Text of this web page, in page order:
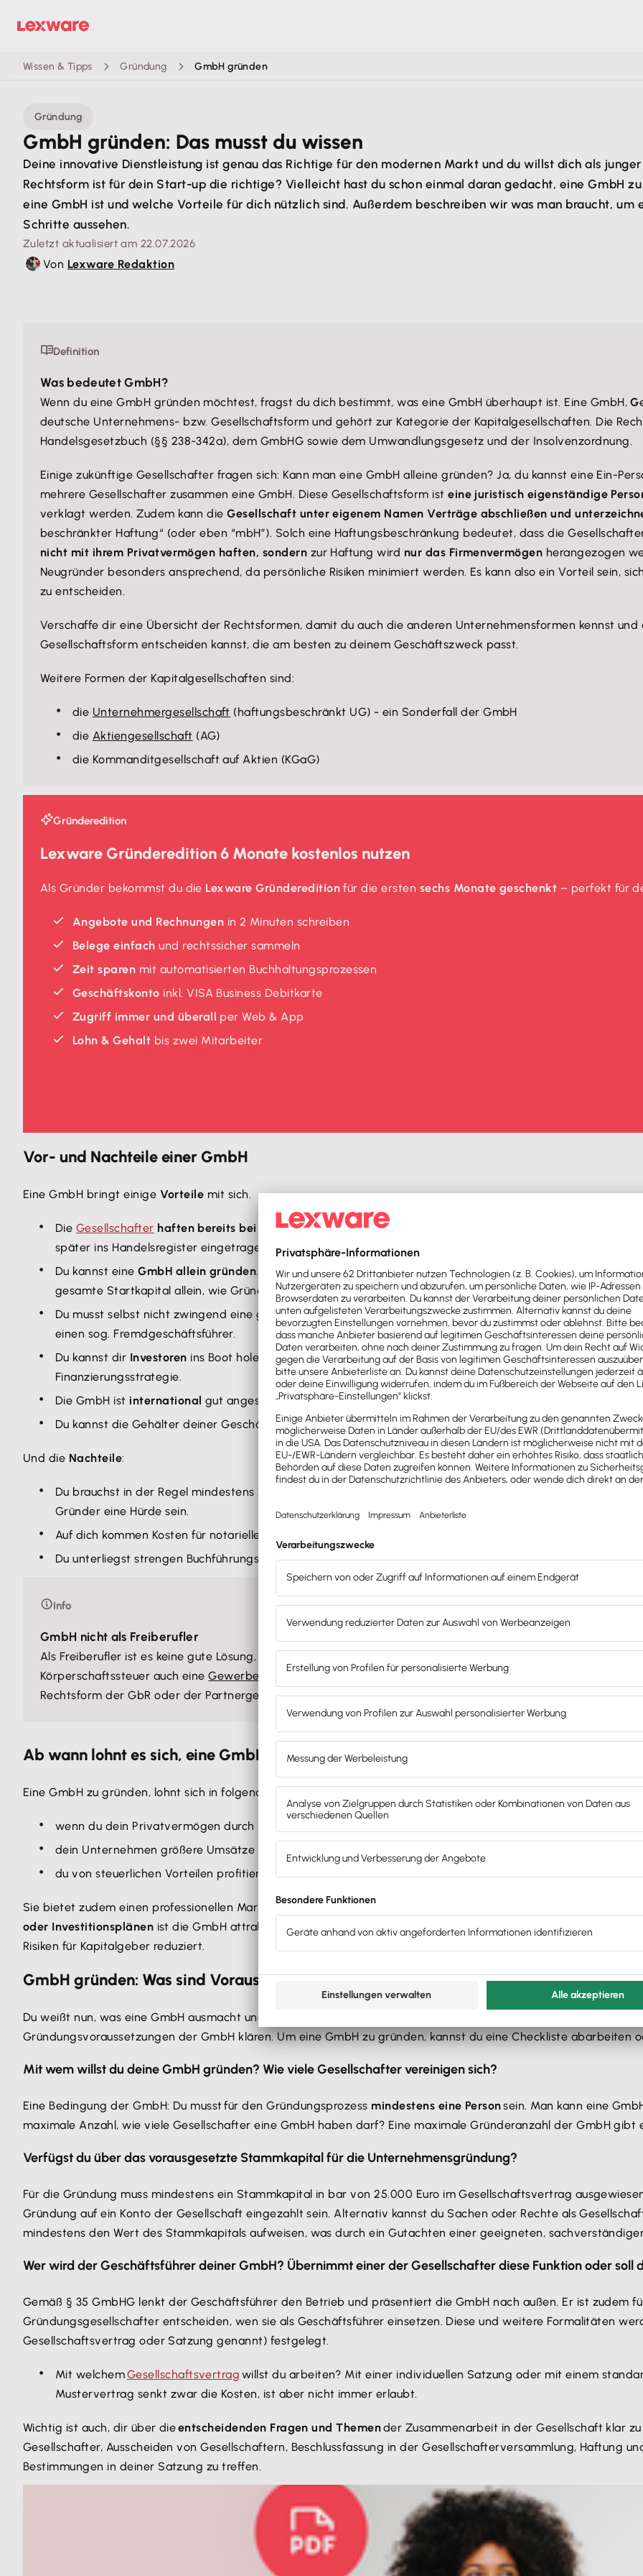
Wissen & Tipps Gründung GmbH gründen
Gründung
GmbH gründen: Das musst du wissen
Deine innovative Dienstleistung ist genau das Richtige für den modernen Markt und du willst dich als
Rechtsform ist für dein Start-up die richtige? Vielleicht hast du schon einmal daran gedacht, eine GmbH
eine GmbH ist und welche Vorteile für dich nützlich sind. Außerdem beschreiben wir was man braucht, um
Schritte aussehen.
Zuletzt aktualisiert am 22.07.2026
Von Lexware Redaktion
Definition
Was bedeutet GmbH?
Wenn du eine GmbH gründen möchtest, fragst du dich bestimmt, was eine GmbH überhaupt ist. Eine GmbH,G
deutsche Unternehmens- bzw. Gesellschaftsform und gehört zur Kategorie der Kapitalgesellschaften. Die
Handelsgesetzbuch (§§ 238-342a), dem GmbHG sowie dem Umwandlungsgesetz und der Insolvenzordnung.
Einige zukünftige Gesellschafter fragen sich: Kann man eine GmbH alleine gründen? Ja, du kannst eine Ein-
mehrere Gesellschafter zusammen eine GmbH. Diese Gesellschaftsform isteine juristisch eigenständige
verklagt werden. Zudem kann dieGesellschaft unter eigenem Namen Verträge abschließen und
beschränkter Haftung“ (oder eben “mbH”). Solch eine Haftungsbeschränkung bedeutet, dass die
nicht mit ihrem Privatvermögen haften, sondern zur Haftung wird nur das Firmenvermögen herangezogen
Neugründer besonders ansprechend, da persönliche Risiken minimiert werden. Es kann also ein Vorteil sein,
zu entscheiden.
Verschaffe dir eine Übersicht der Rechtsformen, damit du auch die anderen Unternehmensformen kennst
Gesellschaftsform entscheiden kannst, die am besten zu deinem Geschäftszweck passt.
Weitere Formen der Kapitalgesellschaften sind:
die Unternehmergesellschaft (haftungsbeschränkt UG) - ein Sonderfall der GmbH
die Aktiengesellschaft (AG)
die Kommanditgesellschaft auf Aktien (KGaG)
Gründeredition
Lexware Gründeredition 6 Monate kostenlos nutzen
Als Gründer bekommst du die Lexware Gründeredition für die ersten sechs Monate geschenkt – perfekt für
Angebote und Rechnungen in 2 Minuten schreiben
Belege einfach und rechtssicher sammeln
Zeit sparen mit automatisierten Buchhaltungsprozessen
Geschäftskonto inkl. VISA Business Debitkarte
Zugriff immer und überall per Web & App
Lohn & Gehalt bis zwei Mitarbeiter
Vor- und Nachteile einer GmbH
Eine GmbH bringt einige Vorteile mit sich.
Die Gesellschafter haften bereits bei der Gründung nicht mit ihrem Privatvermögen
, sondern mit dem
später ins Handelsregister eingetragen wird.
Du kannst eineGmbH allein gründen. In dem Fall bist du eine Ein-Personen GmbH und benötigst keine
gesamte Startkapital allein, wie Gründungskosten, Gebühren, Notarkosten und Mindestkapital.
Du musst selbst nicht zwingend eine geschäftsführende Tätigkeit ausüben. Du kannst auchrein als Investor
einen sog. Fremdgeschäftsführer.
Du kannst dir Investoren ins Boot holen, die sich haftungsbeschränkt beteiligen. Dies ist gerade für dich als
Finanzierungsstrategie.
Die GmbH ist international gut angesehen.
Du kannst die Gehälter deiner Geschäftsführer alsBetriebsausgaben absetzen.
Und die Nachteile:
Du brauchst in der Regel mindestens 25.000 Euro Stammkapital, wovon du bei Gründung die Hälfte, also
Gründer eine Hürde sein.
Auf dich kommen Kosten für notarielle Beurkundung, Eintragung ins Handelsregister, Gewerbeamt und
Du unterliegst strengen Buchführungsvorschriften (doppelte Buchführung, Jahresabschlüsse) und
Info
GmbH nicht als Freiberufler
Als Freiberufler ist es keine gute Lösung, eine GmbH zu gründen. Sie zählt als Gewerbe und deshalb zahlst
Körperschaftssteuer auch eineGewerbesteuer. Diese Kosten willst du als Freiberufler jedoch umgehen.
Rechtsform der GbR oder der Partnergesellschaft besser geeignet.
Ab wann lohnt es sich, eine GmbH zu gründen?
Eine GmbH zu gründen, lohnt sich in folgenden Fällen:
wenn du dein Privatvermögen durch Haftungsbeschränkung schützen möchtest.
dein Unternehmen größere Umsätze oder Gewinne erzielt.
du von steuerlichen Vorteilen profitieren kannst.
Sie bietet zudem einen professionellen Marktauftritt, der bei Geschäftspartnern und Kunden Vertrauen schafft.
oder Investitionsplänen ist die GmbH attraktiv, da sie klare Strukturen und die Möglichkeit der
Risiken für Kapitalgeber reduziert.
GmbH gründen: Was sind Voraussetzungen?
Du weißt nun, was eine GmbH ausmacht und welche Vorteile du aus dieser Unternehmensform ziehst. Damit du
Gründungsvoraussetzungen der GmbH klären. Um eine GmbH zu gründen, kannst du eine Checkliste
Mit wem willst du deine GmbH gründen? Wie viele Gesellschafter vereinigen sich?
Eine Bedingung der GmbH: Du musst für den Gründungsprozess mindestens eine Personsein. Man kann eine
maximale Anzahl, wie viele Gesellschafter eine GmbH haben darf? Eine maximale Gründeranzahl der GmbH gibt
Verfügst du über das vorausgesetzte Stammkapital für die Unternehmensgründung?
Für die Gründung muss mindestens ein Stammkapital in bar von 25.000 Euro im Gesellschaftsvertrag
Gründung auf ein Konto der Gesellschaft eingezahlt sein. Alternativ kannst du Sachen oder Rechte als
mindestens den Wert des Stammkapitals aufweisen, was durch ein Gutachten einer geeigneten,
Wer wird der Geschäftsführer deiner GmbH? Übernimmt einer der Gesellschafter diese Funktion oder soll
Gemäß § 35 GmbHG lenkt der Geschäftsführer den Betrieb und präsentiert die GmbH nach außen. Er ist zudem
Gründungsgesellschafter entscheiden, wen sie als Geschäftsführer einsetzen. Diese und weitere Formalitäten
Gesellschaftsvertrag oder Satzung genannt) festgelegt.
Mit welchemGesellschaftsvertrag willst du arbeiten? Mit einer individuellen Satzung oder mit einem
Mustervertrag senkt zwar die Kosten, ist aber nicht immer erlaubt.
Wichtig ist auch, dir über dieentscheidenden Fragen und Themender Zusammenarbeit in der Gesellschaft klar
Gesellschafter, Ausscheiden von Gesellschaftern, Beschlussfassung in der Gesellschafterversammlung, Haftung
Bestimmungen in deiner Satzung zu treffen.